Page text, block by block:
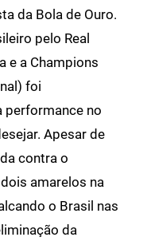
da Bola de Ouro.
pelo Real
e a Champions
foi
performance no
Apesar de
contra o
amarelos na
o Brasil nas
da